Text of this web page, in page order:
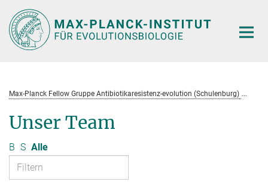
Hauptinhalt
Max-Planck Fellow Gruppe Antibiotikaresistenz-evolution (Schulenburg)
Unser Team
B S Alle